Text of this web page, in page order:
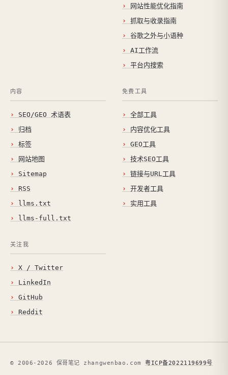
网站性能优化指南
抓取与收录指南
谷歌之外与小语种
AI工作流
平台内搜索
内容
SEO/GEO 术语表
归档
标签
网站地图
Sitemap
RSS
llms.txt
llms-full.txt
免费工具
全部工具
内容优化工具
GEO工具
技术SEO工具
链接与URL工具
开发者工具
实用工具
关注我
X / Twitter
LinkedIn
GitHub
Reddit
© 2006-2026 保哥笔记 zhangwenbao.com粤ICP备2022119699号